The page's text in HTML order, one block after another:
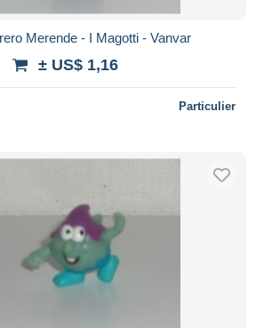
Merende - I Magotti - Vanvar
± US$ 1,16
Particulier